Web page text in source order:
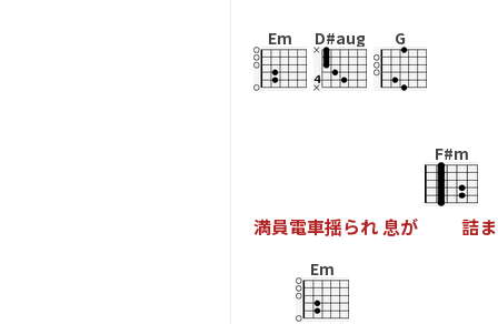
Em D#aug G
満員電車揺られ息が
F#m
詰ま
Em